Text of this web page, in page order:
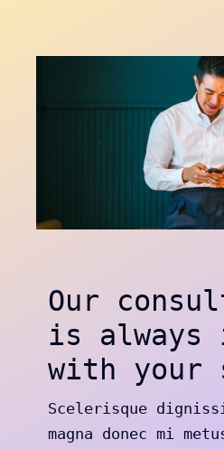
Our
is always
with your
Scelerisque
magna donec mi